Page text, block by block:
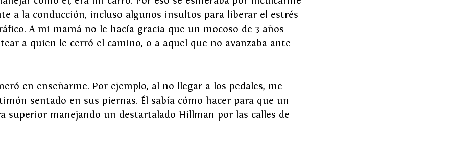
a la conducción, incluso algunos insultos para liberar el estrés
A mi mamá no le hacía gracia que un mocoso de 3 años
a quien le cerró el camino, o a aquel que no avanzaba ante
en enseñarme. Por ejemplo, al no llegar a los pedales, me
sentado en sus piernas. Él sabía cómo hacer para que un
superior manejando un destartalado Hillman por las calles de